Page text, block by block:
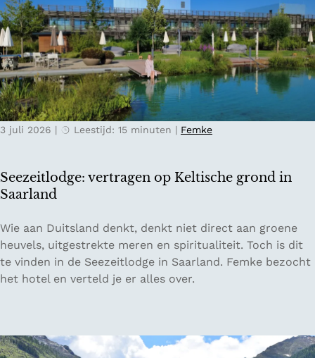
n
n
e
n
n
a
j
a
o
p
e
V
e
l
e
n
r
i
j
k
s
e
e
r
e
n
:
P
s
a
r
T
i
c
i
n
o
e
t
o
n
n
i
z
u
Seezeitlodge: vertragen op Keltische grond in
Saarland
3 juli 2026 | Leestijd: 15 minuten | Femke
S
e
e
z
l
Wie aan Duitsland denkt, denkt niet direct aan groene
heuvels, uitgestrekte meren en spiritualiteit. Toch is dit
te vinden in de Seezeitlodge in Saarland. Femke bezocht
het hotel en verteld je er alles over.